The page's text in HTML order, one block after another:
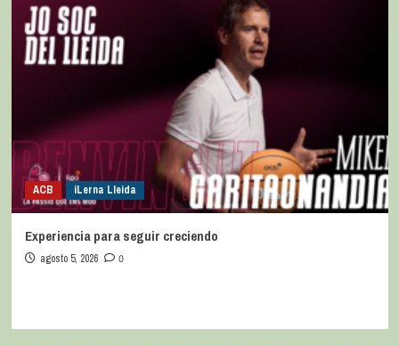
ACB iLerna Lleida
Experiencia para seguir creciendo
agosto 5, 2026 0